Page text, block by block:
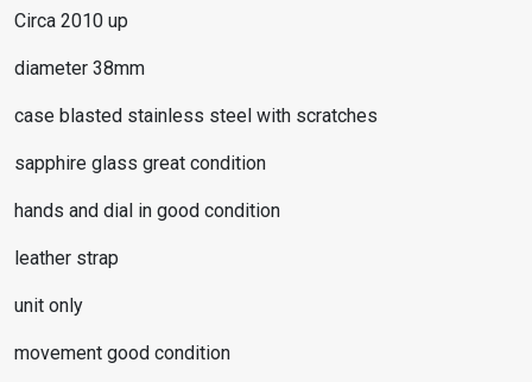
Circa 2010 up
diameter 38mm
case blasted stainless steel with scratches
sapphire glass great condition
hands and dial in good condition
leather strap
unit only
movement good condition